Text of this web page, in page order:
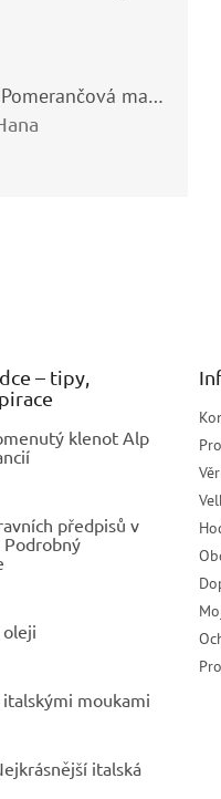
je 5 z 5 hvězdiček.
Antica Sicilia Pomerančová marmeláda (Arance di Sicilia) 210g
je 5 z 5 hvězdiček.
– tipy,
klenot Alp
předpisů v
Podrobný
oleji
moukami
italská